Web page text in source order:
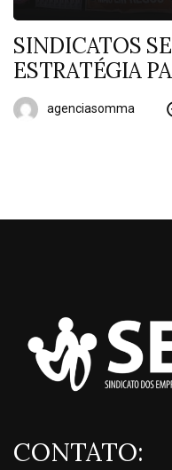
SINDICATOS
ESTRATÉGIA
agenciasomma
CONTATO: